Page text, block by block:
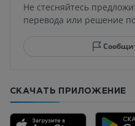
Не стесняйтесь
перевода или решение
СКАЧАТЬ ПРИЛОЖЕНИЕ